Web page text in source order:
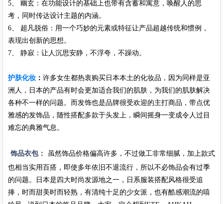
5、 幽玄：在功能设计的基础上也带有含蓄和寓意，唤醒人的思
考，同时传达设计主题的内涵。
6、 超凡脱俗：用一个巧妙的元素或特征让产品超越传统和惯例，
表现出创新的思想。
7、 静寂：让人沉思安静，不浮夸，不躁动。
护肤化妆 ： 许多女生都热衷购买日本本土的化妆品，因为同样是亚
洲人，日本的产品有时会更加适合我们的肌肤，为我们的肌肤解决
各种不一样的问题。而发饰也是品牌很受欢迎的主打商品，带点优
雅感的发饰品，随性搭配多款于头发上，瞬间摇身一变成令人过目
难忘的典雅气息。
饰品衣包：
虽然饰品价格偏高许多，不过做工非常细腻，加上款式
也相当实用百搭，即使多年依旧不退流行，所以不必饰品会有过季
的问题。日本是四大时尚发源地之一，日系服装搭配风格很受追
捧，时而甜美时而轻熟，有清纯十足的少女派，也有酷感潮流的嘻